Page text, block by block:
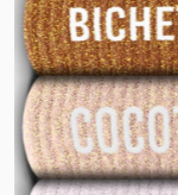
Previous